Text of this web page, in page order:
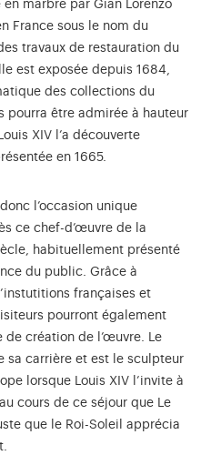
en marbre par Gian Lorenzo
France sous le nom du
travaux de restauration du
est exposée depuis 1684,
des collections du
pourra être admirée à hauteur
XIV l’a découverte
en 1665.
l’occasion unique
ce chef-d’œuvre de la
habituellement présenté
du public. Grâce à
françaises et
pourront également
de création de l’œuvre. Le
sa carrière et est le sculpteur
lorsque Louis XIV l’invite à
au cours de ce séjour que Le
que le Roi-Soleil apprécia